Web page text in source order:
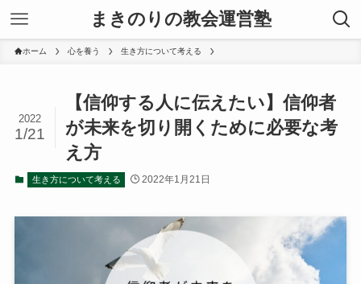
まきのりの教会運営塾
ホーム 心を養う 生き方について考える
【信仰する人に伝えたい】信仰者
が未来を切り開くために必要な考
え方
2022
1/21
生き方について考える 2022年1月21日